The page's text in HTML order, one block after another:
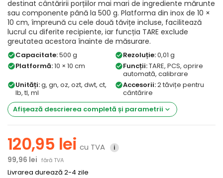
destinat cântăririi porțiilor mai mari de ingrediente mărunte
sau componente până la 500 g. Platforma din inox de 10 ×
10 cm, împreună cu cele două tăvițe incluse, facilitează
lucrul cu diferite recipiente, iar funcția TARE exclude
greutatea acestora înainte de măsurare.
check_circleCapacitate:500 g check_circleRezoluție:0,01 g
check_circlePlatformă:10 × 10 cm check_circleFuncții:TARE, PCS, oprire
automată, calibrare
check_circleUnități:g, gn, oz, ozt, dwt, ct,
lb, tl, ml
check_circleAccesorii:2 tăvițe pentru
cântărire
Afișează descrierea completă și parametrii keyboard_arrow_down
120,95 lei cu TVA i
99,96 lei fără TVA
Livrarea durează 2-4 zile